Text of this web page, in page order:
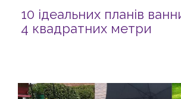
10 ідеальних планів
4 квадратних метри